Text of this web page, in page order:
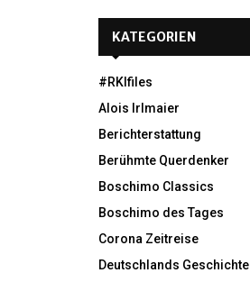
KATEGORIEN
#RKIfiles
Alois Irlmaier
Berichterstattung
Berühmte Querdenker
Boschimo Classics
Boschimo des Tages
Corona Zeitreise
Deutschlands Geschichte